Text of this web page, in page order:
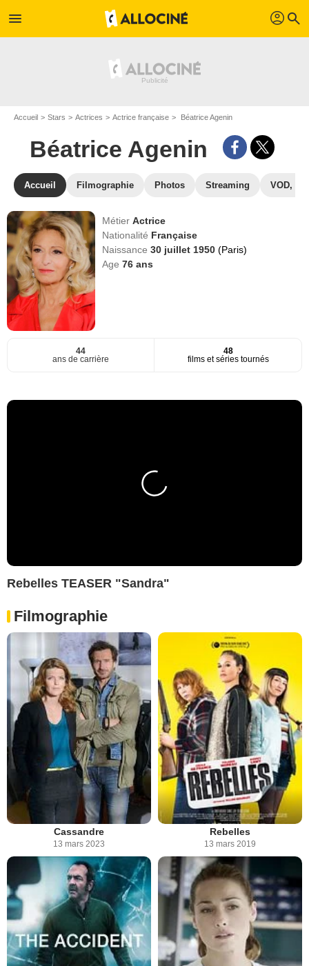
menu profil search
Accueil Stars Actrices Actrice française Béatrice Agenin
Béatrice Agenin
Accueil Filmographie Photos Streaming VOD,
MétierActrice
Nationalité Française
Naissance30 juillet 1950(Paris)
Age76 ans
44
ans de carrière
48
films et séries tournés
Rebelles TEASER "Sandra"
Filmographie
Cassandre
13 mars 2023
Rebelles
13 mars 2019